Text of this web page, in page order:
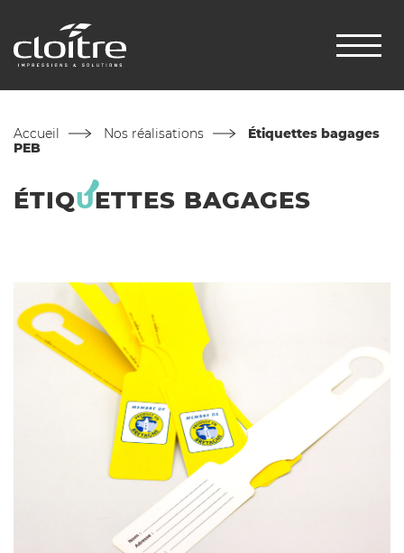
Accueil Nos réalisations
Étiquettes bagages
PEB
ÉTIQUETTES BAGAGES